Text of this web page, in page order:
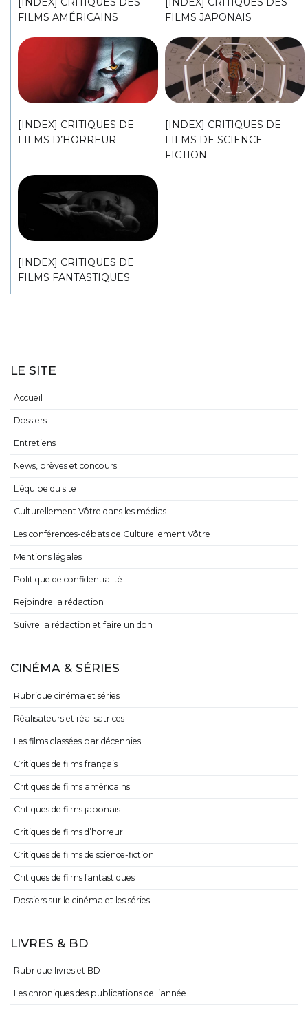
FILMS AMÉRICAINS
FILMS JAPONAIS
[INDEX] CRITIQUES DE
FILMS D’HORREUR
[INDEX] CRITIQUES DE
FILMS DE SCIENCE-
FICTION
[INDEX] CRITIQUES DE
FILMS FANTASTIQUES
LE SITE
Accueil
Dossiers
Entretiens
News, brèves et concours
L’équipe du site
Culturellement Vôtre dans les médias
Les conférences-débats de Culturellement Vôtre
Mentions légales
Politique de confidentialité
Rejoindre la rédaction
Suivre la rédaction et faire un don
CINÉMA & SÉRIES
Rubrique cinéma et séries
Réalisateurs et réalisatrices
Les films classées par décennies
Critiques de films français
Critiques de films américains
Critiques de films japonais
Critiques de films d’horreur
Critiques de films de science-fiction
Critiques de films fantastiques
Dossiers sur le cinéma et les séries
LIVRES & BD
Rubrique livres et BD
Les chroniques des publications de l’année